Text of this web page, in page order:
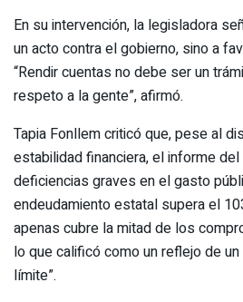
En su intervención, la legisladora
un acto contra el gobierno, sino a
“Rendir cuentas no debe ser un
respeto a la gente”, afirmó.
Tapia Fonllem criticó que, pese al
estabilidad financiera, el informe
deficiencias graves en el gasto
endeudamiento estatal supera el
apenas cubre la mitad de los
lo que calificó como un reflejo de
límite”.